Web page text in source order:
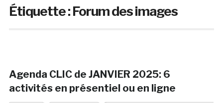
Étiquette :Forum des images
Agenda CLIC de JANVIER 2025: 6
activités en présentiel ou en ligne